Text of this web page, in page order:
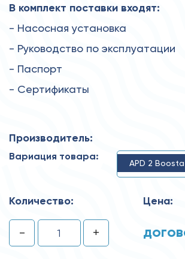
В комплект поставки входят:
- Насосная установка
- Руководство по эксплуатации
- Паспорт
- Сертификаты
Производитель:
Вариация товара:
APD 2
Количество:
- +
Цена: